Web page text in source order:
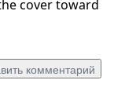
cover toward
комментарий